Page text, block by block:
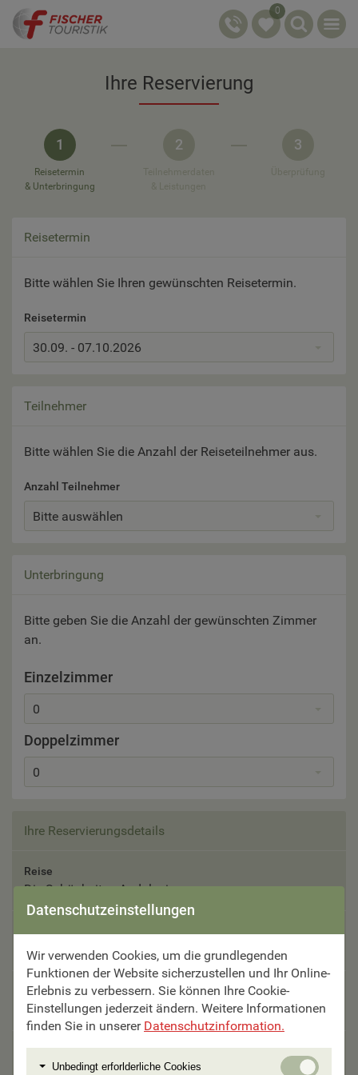
0
Ihre Reservierung
1
Reisetermin
& Unterbringung
2 3
Reisetermin
Bitte wählen Sie Ihren gewünschten Reisetermin.
Reisetermin
30.09. - 07.10.2026
Teilnehmer
Bitte wählen Sie die Anzahl der Reiseteilnehmer aus.
Anzahl Teilnehmer
Bitte auswählen
Unterbringung
Bitte geben Sie die Anzahl der gewünschten Zimmer
an.
Einzelzimmer
0
Doppelzimmer
0
Ihre Reservierungsdetails
Reise
Die Schönheiten Andalusiens
30.09. - 07.10.2026
Teilnehmer
Bitte auswählen
Unterbringung
Bitte auswählen
Datenschutzeinstellungen
Wir verwenden Cookies, um die grundlegenden
Funktionen der Website sicherzustellen und Ihr Online-
Erlebnis zu verbessern. Sie können Ihre Cookie-
Einstellungen jederzeit ändern. Weitere Informationen
finden Sie in unserer Datenschutzinformation.
Unbedingt erforlderliche Cookies